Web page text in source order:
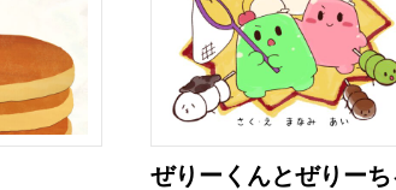
ぜりーくんとぜりーち